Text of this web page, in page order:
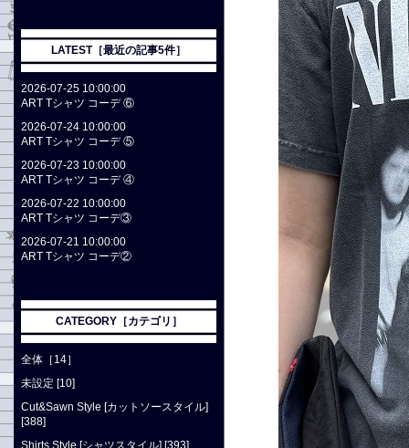
LATEST［最近の記事5件］
2026-07-25 10:00:00
ART Tシャツ コーデ ⑥
2026-07-24 10:00:00
ART Tシャツ コーデ ⑤
2026-07-23 10:00:00
ART Tシャツ コーデ ④
2026-07-22 10:00:00
ART Tシャツ コーデ③
2026-07-21 10:00:00
ART Tシャツ コーデ②
CATEGORY［カテゴリ］
全体［14］
未設定 [10]
Cut&Sawn Style [カットソースタイル]
[388]
Shirts Style [シャツスタイル] [393]